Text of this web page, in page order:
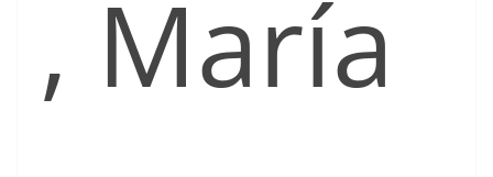
, María